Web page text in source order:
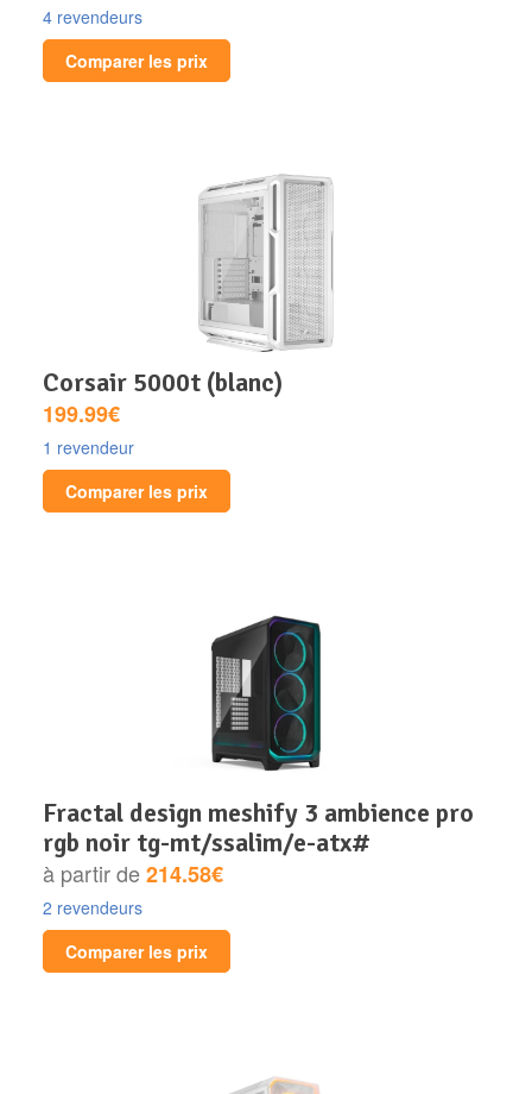
4 revendeurs
Comparer les prix
corsair 5000t (blanc)
199.99€
1 revendeur
Comparer les prix
fractal design meshify 3 ambience pro
rgb noir tg-mt/ssalim/e-atx#
à partir de214.58€
2 revendeurs
Comparer les prix